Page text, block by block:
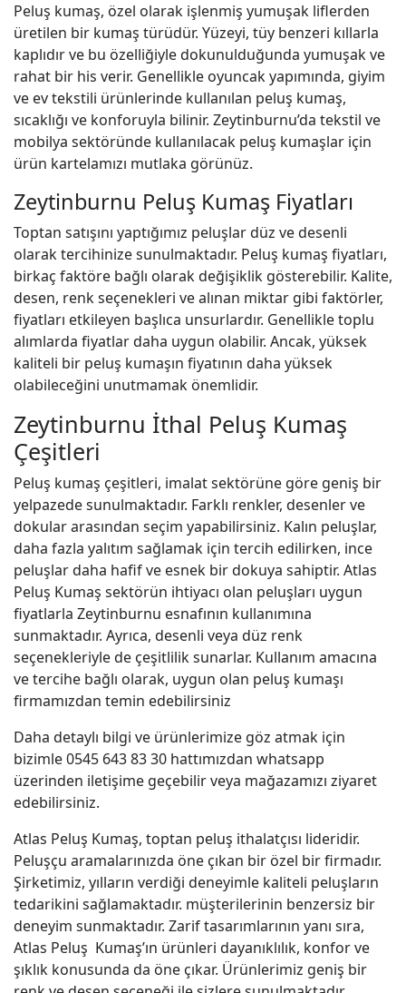
Peluş kumaş, özel olarak işlenmiş yumuşak liflerden
üretilen bir kumaş türüdür. Yüzeyi, tüy benzeri kıllarla
kaplıdır ve bu özelliğiyle dokunulduğunda yumuşak ve
rahat bir his verir. Genellikle oyuncak yapımında, giyim
ve ev tekstili ürünlerinde kullanılan peluş kumaş,
sıcaklığı ve konforuyla bilinir. Zeytinburnu’da tekstil ve
mobilya sektöründe kullanılacak peluş kumaşlar için
ürün kartelamızı mutlaka görünüz.
Zeytinburnu Peluş Kumaş Fiyatları
Toptan satışını yaptığımız peluşlar düz ve desenli
olarak tercihinize sunulmaktadır. Peluş kumaş fiyatları,
birkaç faktöre bağlı olarak değişiklik gösterebilir. Kalite,
desen, renk seçenekleri ve alınan miktar gibi faktörler,
fiyatları etkileyen başlıca unsurlardır. Genellikle toplu
alımlarda fiyatlar daha uygun olabilir. Ancak, yüksek
kaliteli bir peluş kumaşın fiyatının daha yüksek
olabileceğini unutmamak önemlidir.
Zeytinburnu İthal Peluş Kumaş
Çeşitleri
Peluş kumaş çeşitleri, imalat sektörüne göre geniş bir
yelpazede sunulmaktadır. Farklı renkler, desenler ve
dokular arasından seçim yapabilirsiniz. Kalın peluşlar,
daha fazla yalıtım sağlamak için tercih edilirken, ince
peluşlar daha hafif ve esnek bir dokuya sahiptir. Atlas
Peluş Kumaş sektörün ihtiyacı olan peluşları uygun
fiyatlarla Zeytinburnu esnafının kullanımına
sunmaktadır. Ayrıca, desenli veya düz renk
seçenekleriyle de çeşitlilik sunarlar. Kullanım amacına
ve tercihe bağlı olarak, uygun olan peluş kumaşı
firmamızdan temin edebilirsiniz
Daha detaylı bilgi ve ürünlerimize göz atmak için
bizimle 0545 643 83 30 hattımızdan whatsapp
üzerinden iletişime geçebilir veya mağazamızı ziyaret
edebilirsiniz.
Atlas Peluş Kumaş, toptan peluş ithalatçısı lideridir.
Peluşçu aramalarınızda öne çıkan bir özel bir firmadır.
Şirketimiz, yılların verdiği deneyimle kaliteli peluşların
tedarikini sağlamaktadır. müşterilerinin benzersiz bir
deneyim sunmaktadır. Zarif tasarımlarının yanı sıra,
Atlas Peluş Kumaş’ın ürünleri dayanıklılık, konfor ve
şıklık konusunda da öne çıkar. Ürünlerimiz geniş bir